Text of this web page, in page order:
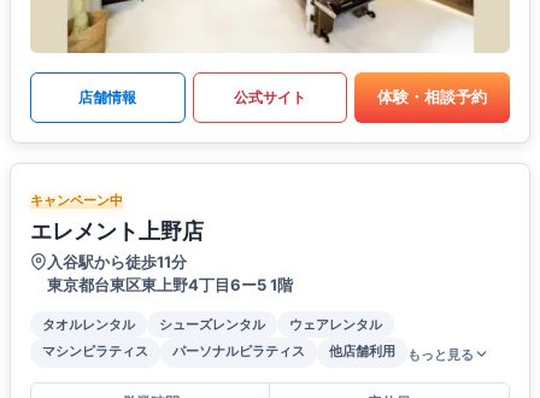
店舗情報 公式サイト 体験・相談予約
キャンペーン中
エレメント上野店
入谷駅から徒歩11分
東京都台東区東上野4丁目6ー5 1階
タオルレンタル シューズレンタル
ウェアレンタル
マシンピラティス
パーソナルピラティス 他店舗利用 もっと見る